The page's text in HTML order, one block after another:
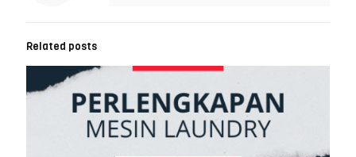
Related posts